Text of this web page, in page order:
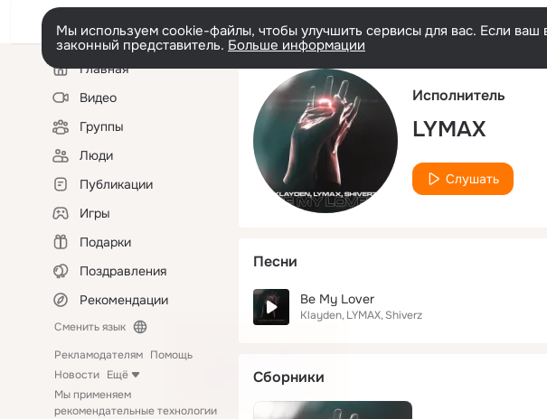
Мы используем cookie-файлы, чтобы улучшить сервисы для вас. Если
законный представитель. Больше информации
Левая
колонкаГлавная
Видео
Группы
Люди
Публикации
Игры
Подарки
Поздравления
Рекомендации
Сменить язык
Рекламодателям Помощь
Новости Ещё
Мы применяем
рекомендательные технологии
Исполнитель
LYMAX
Слушать
Песни
Be My Lover
Klayden LYMAX Shiverz
Сборники